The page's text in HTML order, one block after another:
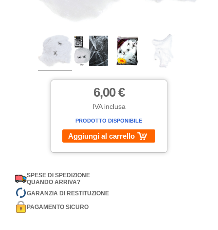
6,00 €
IVA inclusa
PRODOTTO DISPONIBILE
Aggiungi al carrello
SPESE DI SPEDIZIONE
QUANDO ARRIVA?
GARANZIA DI RESTITUZIONE
PAGAMENTO SICURO